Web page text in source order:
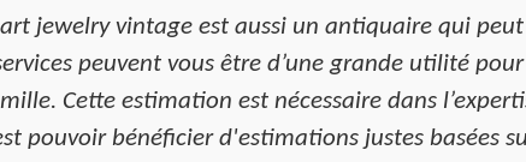
jewelry vintage est aussi un antiquaire qui
peuvent vous être d’une grande utilité
Cette estimation est nécessaire dans
pouvoir bénéficier d'estimations justes basées